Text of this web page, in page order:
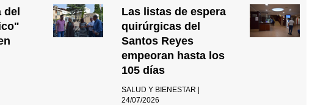
del
Las listas de espera
quirúrgicas del
Santos Reyes
empeoran hasta los
105 días
SALUD Y BIENESTAR |
24/07/2026